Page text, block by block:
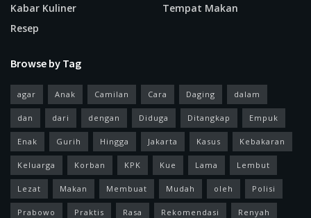
Kabar Kuliner
Resep
Tempat Makan
Browse by Tag
agar Anak Camilan Cara Daging dalam
dan dari dengan Diduga Ditangkap Empuk
Enak Gurih Hingga Jakarta Kasus Kebakaran
Keluarga Korban KPK Kue Lama Lembut
Lezat Makan Membuat Mudah oleh Polisi
Prabowo Praktis Rasa Rekomendasi Renyah